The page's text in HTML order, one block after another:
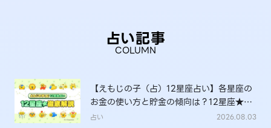
占い記事
COLUMN
【えもじの子（占）12星座占い】各星座の
お金の使い方と貯金の傾向は？12星座★徹
底解説
占い 2026.08.03